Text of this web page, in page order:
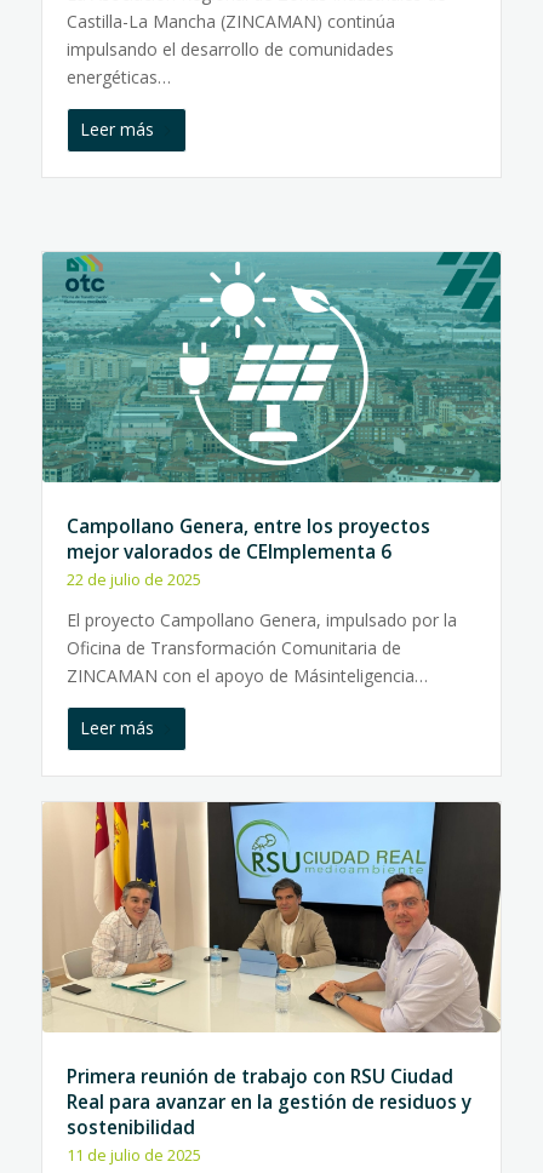
Castilla-La Mancha (ZINCAMAN) continúa
impulsando el desarrollo de comunidades
energéticas…
Leer más
Campollano Genera, entre los proyectos
mejor valorados de CEImplementa 6
22 de julio de 2025
El proyecto Campollano Genera, impulsado por la
Oficina de Transformación Comunitaria de
ZINCAMAN con el apoyo de Másinteligencia…
Leer más
Primera reunión de trabajo con RSU Ciudad
Real para avanzar en la gestión de residuos y
sostenibilidad
11 de julio de 2025